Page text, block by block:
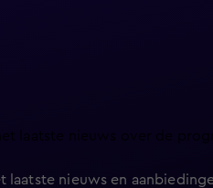
nieuws over de
nieuws en